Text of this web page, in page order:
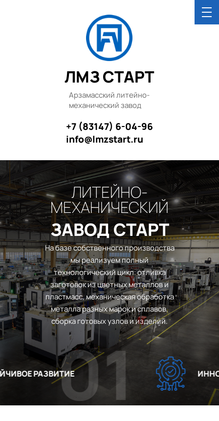
ЛМЗ СТАРТ
Арзамасский литейно-
механический завод
+7 (83147) 6-04-96
info@lmzstart.ru
На базе собственного производства
мы реализуем полный
технологический цикл: отливка
заготовок из цветных металлов и
пластмасс, механическая обработка
металла разных марок и сплавов,
сборка готовых узлов и изделий.
ЛИТЕЙНО-
МЕХАНИЧЕСКИЙ
ЗАВОД СТАРТ
РАЗВИТИЕ01